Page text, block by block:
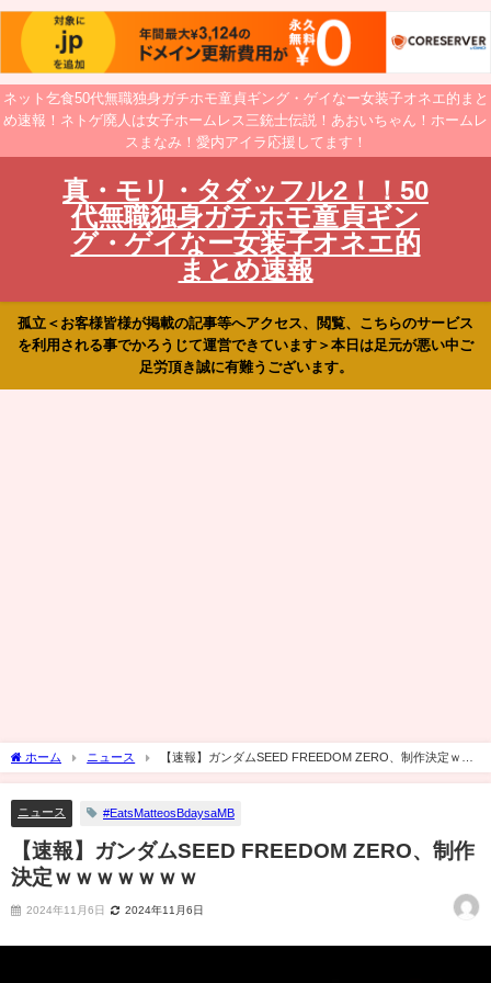
ネット乞食50代無職独身ガチホモ童貞ギング・ゲイなー女装子オネエ的まと
め速報！ネトゲ廃人は女子ホームレス三銃士伝説！あおいちゃん！ホームレ
スまなみ！愛内アイラ応援してます！
真・モリ・タダッフル2！！50
代無職独身ガチホモ童貞ギン
グ・ゲイなー女装子オネエ的
まとめ速報
孤立＜お客様皆様が掲載の記事等へアクセス、閲覧、こちらのサービス
を利用される事でかろうじて運営できています＞本日は足元が悪い中ご
足労頂き誠に有難うございます。
ホーム ニュース
【速報】ガンダムSEED FREEDOM ZERO、制作決定ｗｗ
ｗｗｗｗｗ
ニュース #EatsMatteosBdaysaMB
【速報】ガンダムSEED FREEDOM ZERO、制作
決定ｗｗｗｗｗｗｗ
2024年11月6日 2024年11月6日